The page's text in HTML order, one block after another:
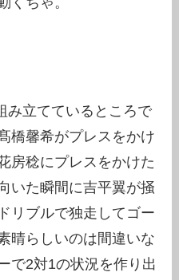
み立てているところで
橋馨希がプレスをかけ
房稔にプレスをかけた
いた瞬間に吉平翼が掻
リブルで独走してゴー
晴らしいのは間違いな
で2対1の状況を作り出